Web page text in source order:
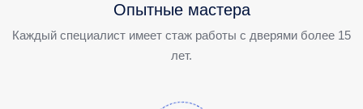
Опытные мастера
Каждый специалист имеет стаж работы с дверями более 15
лет.